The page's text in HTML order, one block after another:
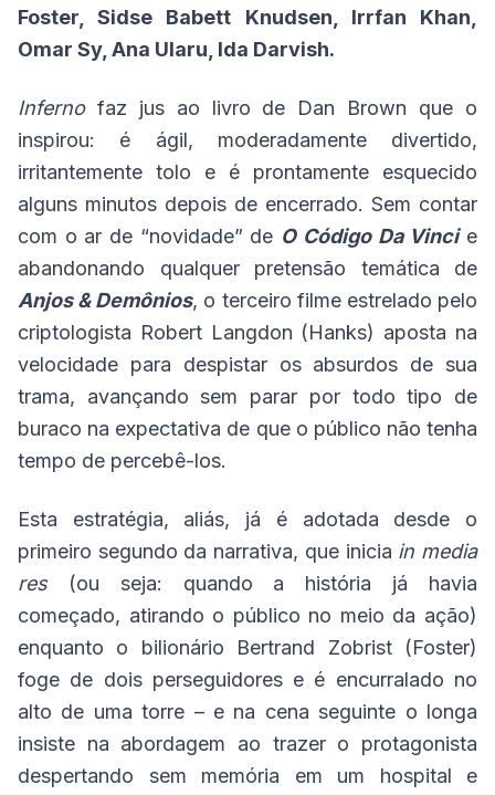
Foster, Sidse Babett Knudsen, Irrfan Khan,
Omar Sy, Ana Ularu, Ida Darvish.
Infernofaz jus ao livro de Dan Brown que o
inspirou: é ágil, moderadamente divertido,
irritantemente tolo e é prontamente esquecido
alguns minutos depois de encerrado. Sem contar
com o ar de “novidade” de O Código Da Vincie
abandonando qualquer pretensão temática de
Anjos & Demônios, o terceiro filme estrelado pelo
criptologista Robert Langdon (Hanks) aposta na
velocidade para despistar os absurdos de sua
trama, avançando sem parar por todo tipo de
buraco na expectativa de que o público não tenha
tempo de percebê-los.
Esta estratégia, aliás, já é adotada desde o
primeiro segundo da narrativa, que inicia in media
res(ou seja: quando a história já havia
começado, atirando o público no meio da ação)
enquanto o bilionário Bertrand Zobrist (Foster)
foge de dois perseguidores e é encurralado no
alto de uma torre – e na cena seguinte o longa
insiste na abordagem ao trazer o protagonista
despertando sem memória em um hospital e